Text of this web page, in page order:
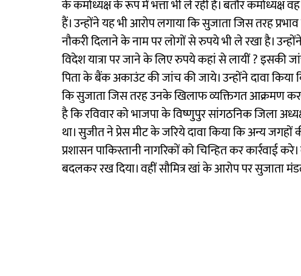
के कर्माध्यक्ष के रूप में भत्ता भी ले रही हैं। बतौर कर्माध्यक्ष
हैं। उन्होंने यह भी आरोप लगाया कि सुजाता जिस तरह
नौकरी दिलाने के नाम पर लोगों से रुपये भी ले रखा है।
विदेश यात्रा पर जाने के लिए रुपये कहां से लायीं ? इसकी
पिता के बैंक अकाउंट की जांच की जाये। उन्होंने दावा
कि सुजाता जिस तरह उनके खिलाफ व्यक्तिगत आक्रमण
है कि रविवार को भाजपा के विष्णुपुर सांगठनिक जिला
था। सुजीत ने प्रेस मीट के जरिये दावा किया कि अन्य जगहों
प्रशासन पाकिस्तानी नागरिकों को चिन्हित कर कार्रवाई
बदलकर रख दिया। वहीं सौमित्र खां के आरोप पर सुजाता